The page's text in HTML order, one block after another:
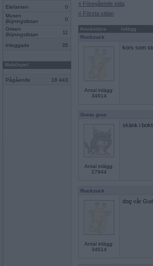
Elefanten
0
Musen
Böjningslistan
0
Grisen
Böjningslistan
11
Inloggade 35
Mobilspel
Pågående 18 443
« Föregående sida
« Första sidan
Användare
Inlägg
Ruckzuck
Antal inlägg:
34614
kors som
Greta grus
Antal inlägg:
27944
skänk i
Ruckzuck
Antal inlägg:
34614
dog vår